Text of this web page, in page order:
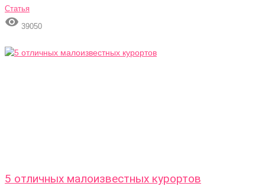
Статья
 39050
5 отличных малоизвестных курортов